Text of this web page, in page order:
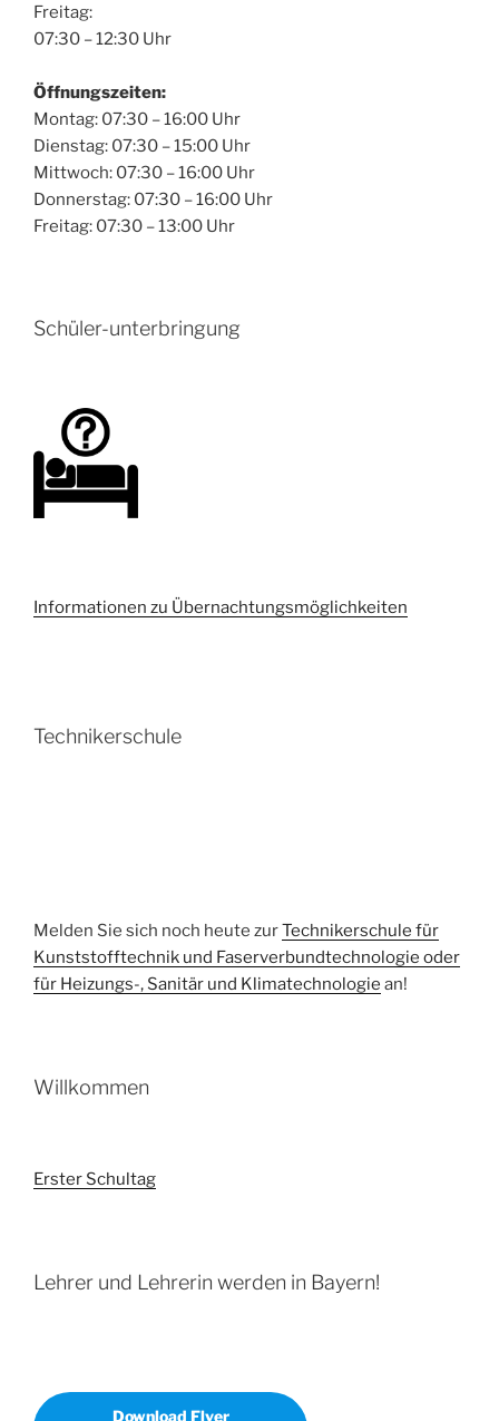
Freitag:
07:30 – 12:30 Uhr
Öffnungszeiten:
Montag: 07:30 – 16:00 Uhr
Dienstag: 07:30 – 15:00 Uhr
Mittwoch: 07:30 – 16:00 Uhr
Donnerstag: 07:30 – 16:00 Uhr
Freitag: 07:30 – 13:00 Uhr
Schüler-unterbringung
Informationen zu Übernachtungsmöglichkeiten
Technikerschule
Melden Sie sich noch heute zurTechnikerschule für
Kunststofftechnik und Faserverbundtechnologie oder
für Heizungs-, Sanitär und Klimatechnologie an!
Willkommen
Erster Schultag
Lehrer und Lehrerin werden in Bayern!
Download Flyer